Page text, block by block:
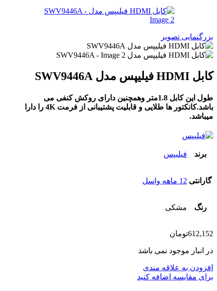
بزرگنمایی تصویر
کابل HDMI فیلیپس مدل SWV9446A
طول این کابل 1.8متر وهمچنین دارای روکش کنفی می
باشد.کانکتور ها طلایی و قابلیت پشتیبانی از فرمت 4K را دارا
میباشد.
برند فیلیپس
گارانتی 12 ماهه واسل
رنگ مشکی
612,152تومان
در انبار موجود نمی باشد
افزودن به علاقه مندی
برای مقایسه اضافه کنید